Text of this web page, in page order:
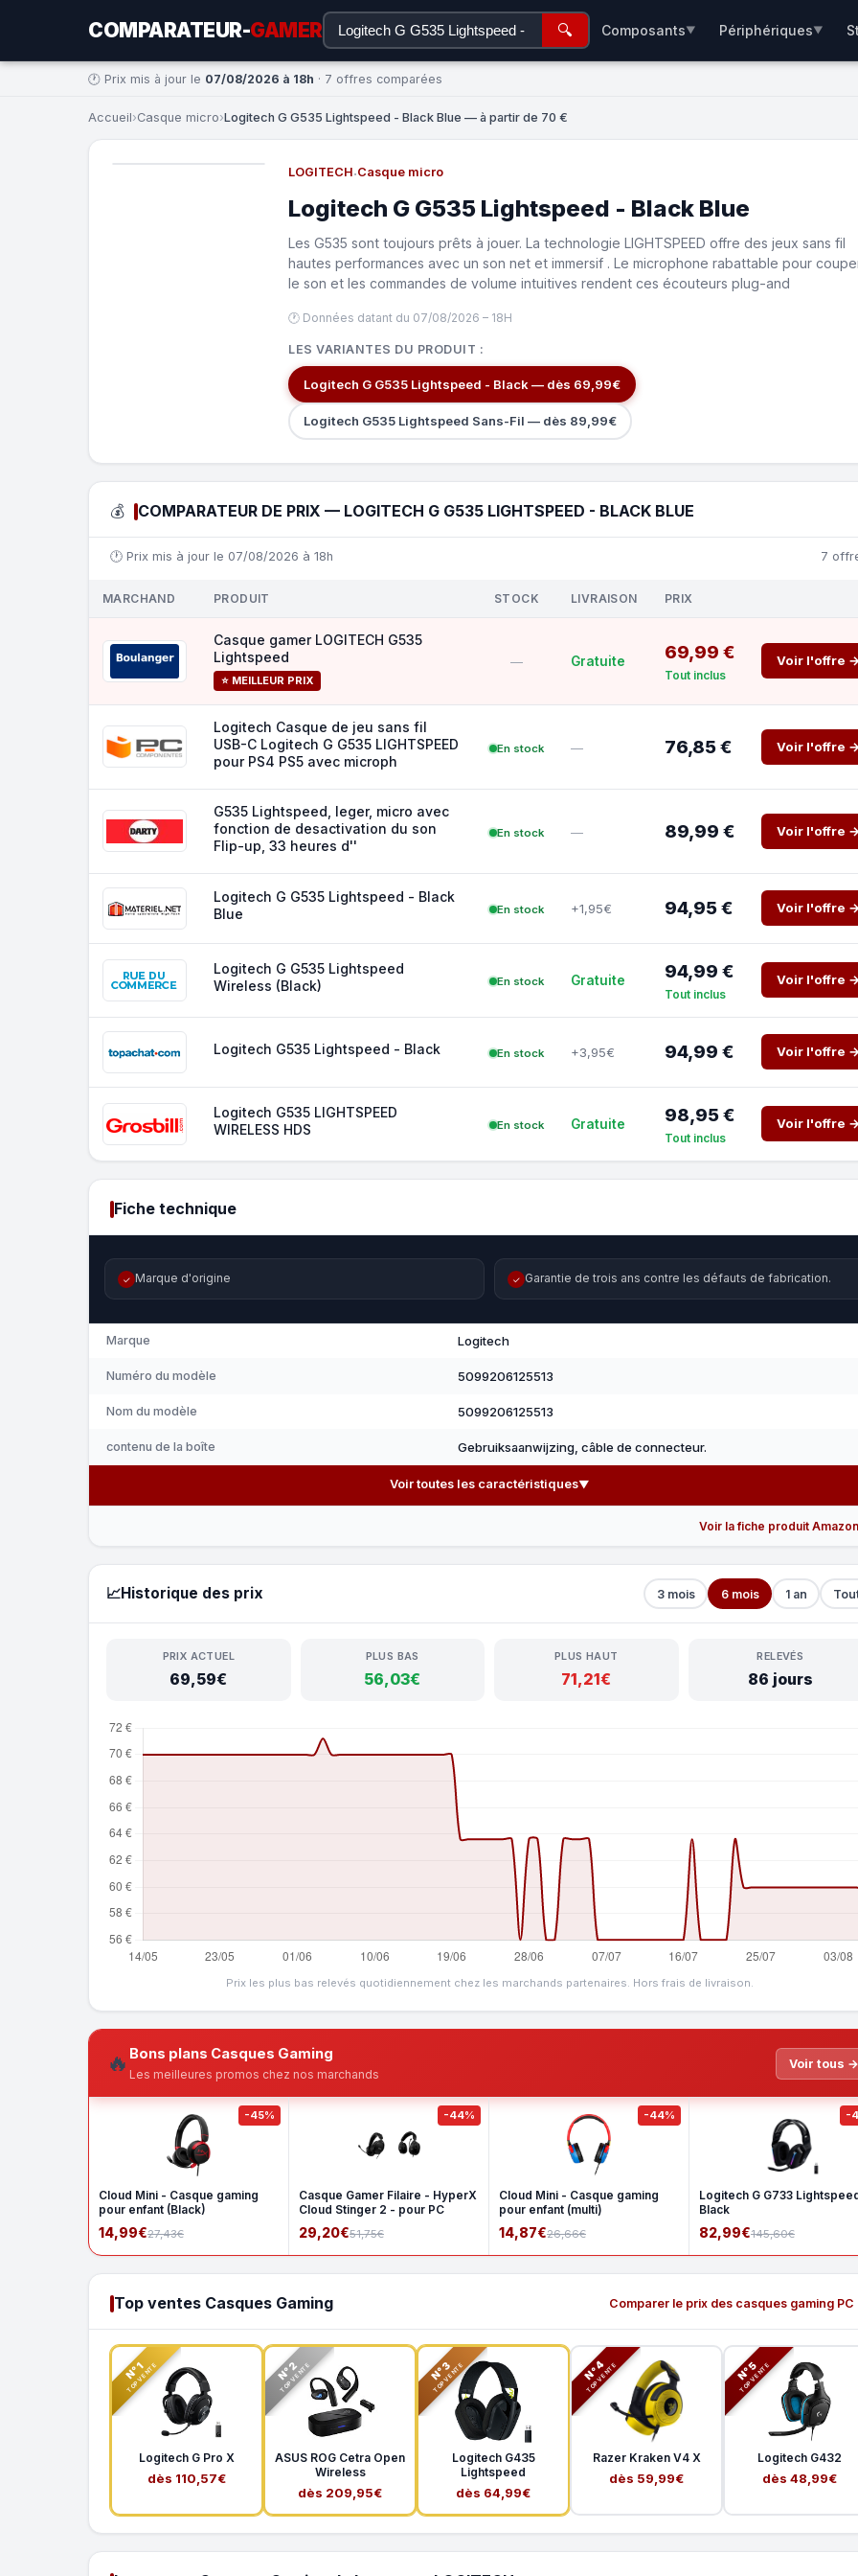
COMPARATEUR-GAMER 🔍 Composants▼ Périphériques▼
🕐 Prix mis à jour le 07/08/2026 à 18h · 7 offres comparées
Accueil›Casque micro›Logitech G G535 Lightspeed - Black Blue — à partir de 70 €
LOGITECH·Casque micro
Logitech G G535 Lightspeed - Black Blue
Les G535 sont toujours prêts à jouer. La technologie LIGHTSPEED offre des jeux sans fil
hautes performances avec un son net et immersif . Le microphone rabattable pour
le son et les commandes de volume intuitives rendent ces écouteurs plug-and
🕐 Données datant du 07/08/2026 – 18H
LES VARIANTES DU PRODUIT :
Logitech G G535 Lightspeed - Black — dès 69,99€
Logitech G535 Lightspeed Sans-Fil — dès 89,99€
💰 COMPARATEUR DE PRIX — LOGITECH G G535 LIGHTSPEED - BLACK BLUE
🕐 Prix mis à jour le 07/08/2026 à 18h 7
MARCHAND PRODUIT STOCK LIVRAISON PRIX
Casque gamer LOGITECH G535
Lightspeed
⭐ MEILLEUR PRIX
— Gratuite 69,99 €
Tout inclus
Voir l'offre →
Logitech Casque de jeu sans fil
USB-C Logitech G G535 LIGHTSPEED
pour PS4 PS5 avec microph
En stock — 76,85 € Voir l'offre →
G535 Lightspeed, leger, micro avec
fonction de desactivation du son
Flip-up, 33 heures d''
En stock — 89,99 € Voir l'offre →
Logitech G G535 Lightspeed - Black
Blue
En stock +1,95€ 94,95 € Voir l'offre →
Logitech G G535 Lightspeed
Wireless (Black)
En stock Gratuite 94,99 €
Tout inclus
Voir l'offre →
Logitech G535 Lightspeed - Black En stock +3,95€ 94,99 € Voir l'offre →
Logitech G535 LIGHTSPEED
WIRELESS HDS
En stock Gratuite 98,95 €
Tout inclus
Voir l'offre →
Fiche technique
✓ Marque d'origine ✓ Garantie de trois ans contre les défauts de fabrication.
Marque Logitech
Numéro du modèle 5099206125513
Nom du modèle 5099206125513
contenu de la boîte Gebruiksaanwijzing, câble de connecteur.
Voir toutes les caractéristiques▼
Voir la fiche produit
📈Historique des prix 3 mois 6 mois 1 an
PRIX ACTUEL
69,59€
PLUS BAS
56,03€
PLUS HAUT
71,21€
RELEVÉS
86 jours
Prix les plus bas relevés quotidiennement chez les marchands partenaires. Hors frais de livraison.
🔥 Bons plans Casques Gaming
Les meilleures promos chez nos marchands
Voir tous →
-45%
Cloud Mini - Casque gaming
pour enfant (Black)
14,99€27,43€
-44%
Casque Gamer Filaire - HyperX
Cloud Stinger 2 - pour PC
29,20€51,75€
-44%
Cloud Mini - Casque gaming
pour enfant (multi)
14,87€26,66€
-
Logitech G G733
Black
82,99€145,60€
Top ventes Casques Gaming Comparer le prix des casques gaming
N°1
TOP VENTE
Logitech G Pro X
dès 110,57€
N°2
TOP VENTE
ASUS ROG Cetra Open
Wireless
dès 209,95€
N°3
TOP VENTE
Logitech G435
Lightspeed
dès 64,99€
N°4
TOP VENTE
Razer Kraken V4 X
dès 59,99€
N°5
TOP VENTE
Logitech G432
dès 48,99€